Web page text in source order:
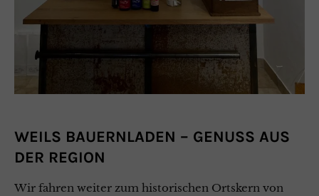
WEILS BAUERNLADEN – GENUSS AUS
DER REGION
Wir fahren weiter zum historischen Ortskern von